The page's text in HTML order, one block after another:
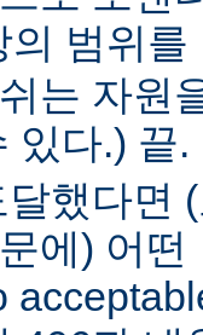
의 범위
는 자원
있다.) 끝.
했다면
에) 어